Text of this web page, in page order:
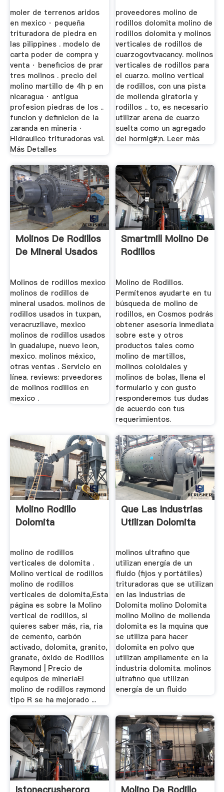
moler de terrenos aridos
en mexico · pequeña
trituradora de piedra en
las pilippines . modelo de
carta poder de compra y
venta · beneficios de prar
tres molinos . precio del
molino martillo de 4h p en
nicaragua · antigua
profesion piedras de los ..
funcion y definicion de la
zaranda en mineria ·
Hidraulico trituradoras vsi.
Más Detalles
Rodillos ...
proveedores molino de
rodillos dolomita molino de
rodillos dolomita y molinos
verticales de rodillos de
cuarzogovtvacancy. molinos
verticales de rodillos para
el cuarzo. molino vertical
de rodillos, con una pista
de molienda giratoria y
rodillos .. to, es necesario
utilizar arena de cuarzo
suelta como un agregado
del hormig#;n. Leer más
Molinos De Rodillos
De Mineral Usados
Molinos de rodillos mexico
molinos de rodillos de
mineral usados. molinos de
rodillos usados in tuxpan,
veracruzllave, mexico
molinos de rodillos usados
in guadalupe, nuevo leon,
mexico. molinos méxico,
otras ventas . Servicio en
línea. reviews: prveedores
de molinos rodillos en
mexico .
Smartmill Molino De
Rodillos
Molino de Rodillos.
Permítenos ayudarte en tu
búsqueda de molino de
rodillos, en Cosmos podrás
obtener asesoría inmediata
sobre este y otros
productos tales como
molino de martillos,
molinos coloidales y
molinos de bolas, llena el
formulario y con gusto
responderemos tus dudas
de acuerdo con tus
requerimientos.
Molino Rodillo
Dolomita
molino de rodillos
verticales de dolomita .
Molino vertical de rodillos
molino de rodillos
verticales de dolomita,Esta
página es sobre la Molino
vertical de rodillos, si
quieres saber más, ria, ria
de cemento, carbón
activado, dolomita, granito,
granate, óxido de Rodillos
Raymond | Precio de
equipos de mineríaEl
molino de rodillos raymond
tipo R se ha mejorado ...
Que Las Industrias
Utilizan Dolomita
molinos ultrafino que
utilizan energía de un
fluido (fijos y portátiles)
trituradoras que se utilizan
en las industrias de
Dolomita molino Dolomita
molino Molino de molienda
dolomita es la mquina que
se utiliza para hacer
dolomita en polvo que
utilizan ampliamente en la
industria dolomita. molinos
ultrafino que utilizan
energía de un fluido